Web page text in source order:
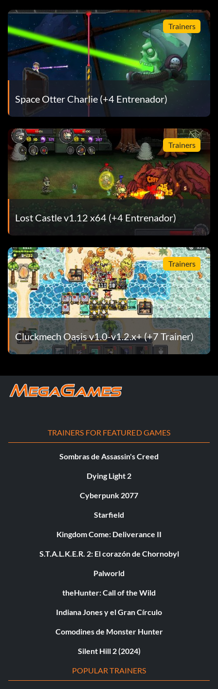
Trainers
Space Otter Charlie (+4 Entrenador)
Trainers
Lost Castle v1.12 x64 (+4 Entrenador)
Trainers
Cluckmech Oasis v1.0-v1.2.x+ (+7 Trainer)
TRAINERS FOR FEATURED GAMES
Sombras de Assassin's Creed
Dying Light 2
Cyberpunk 2077
Starfield
Kingdom Come: Deliverance II
S.T.A.L.K.E.R. 2: El corazón de Chornobyl
Palworld
theHunter: Call of the Wild
Indiana Jones y el Gran Círculo
Comodines de Monster Hunter
Silent Hill 2 (2024)
POPULAR TRAINERS